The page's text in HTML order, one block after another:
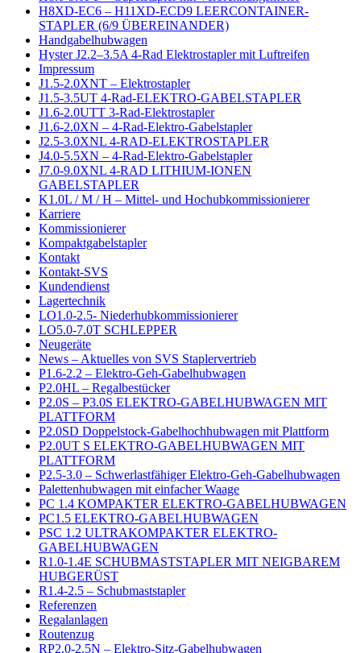
H8XD-EC6 – H11XD-ECD9 LEERCONTAINER-
STAPLER (6/9 ÜBEREINANDER)
Handgabelhubwagen
Hyster J2.2–3.5A 4-Rad Elektrostapler mit Luftreifen
Impressum
J1.5-2.0XNT – Elektrostapler
J1.5-3.5UT 4-Rad-ELEKTRO-GABELSTAPLER
J1.6-2.0UTT 3-Rad-Elektrostapler
J1.6-2.0XN – 4-Rad-Elektro-Gabelstapler
J2.5-3.0XNL 4-RAD-ELEKTROSTAPLER
J4.0-5.5XN – 4-Rad-Elektro-Gabelstapler
J7.0-9.0XNL 4-RAD LITHIUM-IONEN
GABELSTAPLER
K1.0L / M / H – Mittel- und Hochubkommissionierer
Karriere
Kommissionierer
Kompaktgabelstapler
Kontakt
Kontakt-SVS
Kundendienst
Lagertechnik
LO1.0-2.5- Niederhubkommissionierer
LO5.0-7.0T SCHLEPPER
Neugeräte
News – Aktuelles von SVS Staplervertrieb
P1.6-2.2 – Elektro-Geh-Gabelhubwagen
P2.0HL – Regalbestücker
P2.0S – P3.0S ELEKTRO-GABELHUBWAGEN MIT
PLATTFORM
P2.0SD Doppelstock-Gabelhochhubwagen mit Plattform
P2.0UT S ELEKTRO-GABELHUBWAGEN MIT
PLATTFORM
P2.5-3.0 – Schwerlastfähiger Elektro-Geh-Gabelhubwagen
Palettenhubwagen mit einfacher Waage
PC 1.4 KOMPAKTER ELEKTRO-GABELHUBWAGEN
PC1.5 ELEKTRO-GABELHUBWAGEN
PSC 1.2 ULTRAKOMPAKTER ELEKTRO-
GABELHUBWAGEN
R1.0-1.4E SCHUBMASTSTAPLER MIT NEIGBAREM
HUBGERÜST
R1.4-2.5 – Schubmaststapler
Referenzen
Regalanlagen
Routenzug
RP2.0-2.5N – Elektro-Sitz-Gabelhubwagen